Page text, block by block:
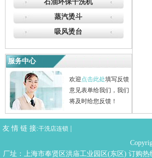
石油环保干洗机
蒸汽烫斗
吸风烫台
服务中心
欢迎点击此处填写反馈
意见表单给我们，我们
将及时给您反馈！
友 情 链 接:干洗店连锁
厂址：上海市奉贤区洪庙工业园区(东区) 订购热